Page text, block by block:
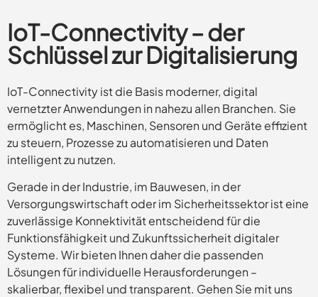
IoT-Connectivity – der
Schlüssel zur Digitalisierung
IoT-Connectivity ist die Basis moderner, digital
vernetzter Anwendungen in nahezu allen Branchen. Sie
ermöglicht es, Maschinen, Sensoren und Geräte effizient
zu steuern, Prozesse zu automatisieren und Daten
intelligent zu nutzen.
Gerade in der Industrie, im Bauwesen, in der
Versorgungswirtschaft oder im Sicherheitssektor ist eine
zuverlässige Konnektivität entscheidend für die
Funktionsfähigkeit und Zukunftssicherheit digitaler
Systeme. Wir bieten Ihnen daher die passenden
Lösungen für individuelle Herausforderungen –
skalierbar, flexibel und transparent. Gehen Sie mit uns